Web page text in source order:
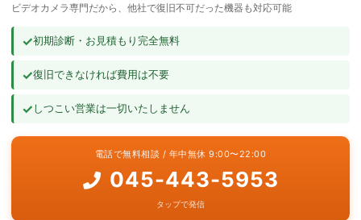
よくあるご質問
ビデオカメラ専門だから、他社で復旧不可だった機器も対応可能
✓初期診断・お見積もり完全無料
✓復旧できなければ費用は不要
✓しつこい営業は一切いたしません
電話で無料相談 / 年中無休 9:00〜22:00
045-443-5953
タップで発信